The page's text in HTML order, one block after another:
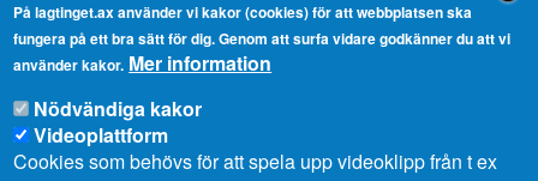
Strandgatan 37, AX-22100 Mariehamn
Telefonnummer:
+358 18 25000
E-
post:
info@lagtinget.ax
Fler:
Kontakta lagtingets kansli
På lagtinget.ax använder vi kakor (cookies) för att webbplatsen ska
fungera på ett bra sätt för dig. Genom att surfa vidare godkänner du att vi
använder kakor. Mer information
Nödvändiga kakor
Videoplattform
Cookies som behövs för att spela upp videoklipp från t ex